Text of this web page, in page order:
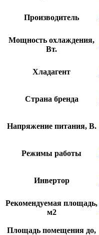
Производитель
Мощность охлаждения,
Вт.
Хладагент
Страна бренда
Напряжение питания, В.
Режимы работы
Инвертор
Рекомендуемая площадь,
м2
Площадь помещения до,